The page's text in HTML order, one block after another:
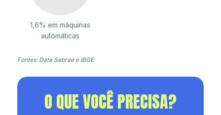
1,6% em máquinas
automáticas
Fontes: Data Sebrae e IBGE
O QUE VOCÊ PRECISA?